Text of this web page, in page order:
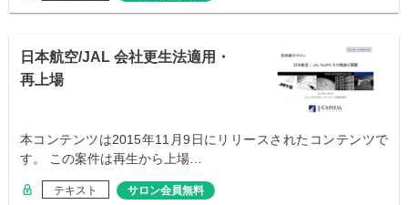
日本航空/JAL 会社更生法適用・
再上場
本コンテンツは2015年11月9日にリリースされたコンテンツで
す。 この案件は再生から上場…
テキスト サロン会員無料